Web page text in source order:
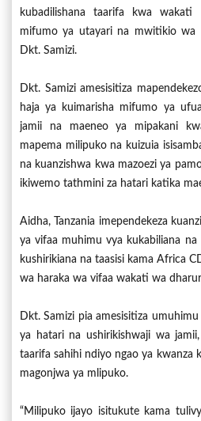
kubadilishana taarifa kwa wakati
mifumo ya utayari na mwitikio wa
Dkt. Samizi.
Dkt. Samizi amesisitiza
haja ya kuimarisha mifumo ya
jamii na maeneo ya mipakani
mapema milipuko na kuizuia
na kuanzishwa kwa mazoezi ya
ikiwemo tathmini za hatari katika
Aidha, Tanzania imependekeza
ya vifaa muhimu vya kukabiliana
kushirikiana na taasisi kama Africa
wa haraka wa vifaa wakati wa
Dkt. Samizi pia amesisitiza
ya hatari na ushirikishwaji wa
taarifa sahihi ndiyo ngao ya kwanza
magonjwa ya mlipuko.
“Milipuko ijayo isitukute kama